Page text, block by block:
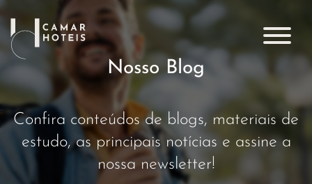
Nosso Blog
Confira conteúdos de blogs, materiais de
estudo, as principais notícias e assine a
nossa newsletter!